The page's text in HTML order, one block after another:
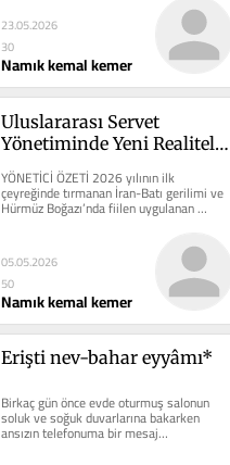
23.05.2026
30
Namık kemal kemer
Uluslararası Servet
Yönetiminde Yeni Realiteler
YÖNETİCİ ÖZETİ 2026 yılının ilk
çeyreğinde tırmanan İran-Batı gerilimi ve
Hürmüz Boğazı’nda fiilen uygulanan
05.05.2026
50
Namık kemal kemer
Erişti nev-bahar eyyâmı*
Birkaç gün önce evde oturmuş salonun
soluk ve soğuk duvarlarına bakarken
ansızın telefonuma bir mesaj…